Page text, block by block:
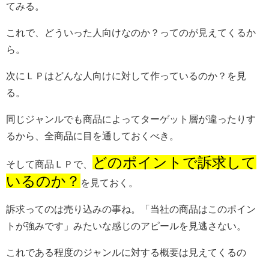
てみる。
これで、どういった人向けなのか？ってのが見えてくるか
ら。
次にＬＰはどんな人向けに対して作っているのか？を見
る。
同じジャンルでも商品によってターゲット層が違ったりす
るから、全商品に目を通しておくべき。
そして商品ＬＰで、
どのポイントで訴求して
いるのか？ を見ておく。
訴求ってのは売り込みの事ね。「当社の商品はこのポイン
トが強みです」みたいな感じのアピールを見逃さない。
これである程度のジャンルに対する概要は見えてくるの